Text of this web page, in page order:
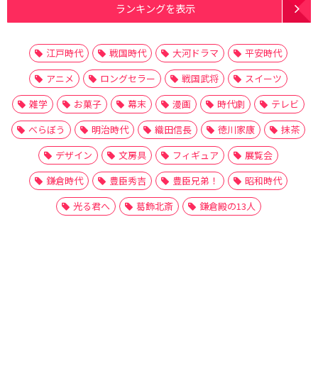
ランキングを表示
江戸時代 戦国時代 大河ドラマ
平安時代
アニメ
ロングセラー 戦国武将
スイーツ
雑学
お菓子 幕末 漫画 時代劇
テレビ
べらぼう
明治時代 織田信長 徳川家康
抹茶
デザイン
文房具 フィギュア
展覧会
鎌倉時代
豊臣秀吉 豊臣兄弟！
昭和時代
光る君へ
葛飾北斎 鎌倉殿の13人